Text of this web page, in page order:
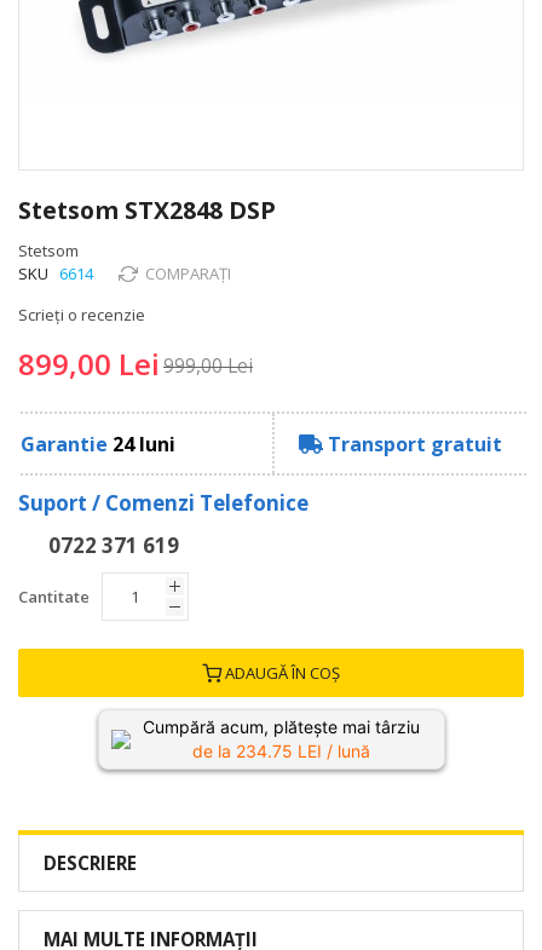
to
the
beginning
of
images
Stetsom STX2848 DSP
Stetsom
SKU 6614
COMPARAȚI
Scrieți o recenzie
899,00 Lei 999,00 Lei
Garantie 24 luni Transport gratuit
Suport / Comenzi Telefonice
0722 371 619
Cantitate
ADAUGĂ ÎN COȘ
Cumpără acum, plătește mai târziu
de la 234.75 LEI / lună
DESCRIERE
MAI MULTE INFORMAȚII